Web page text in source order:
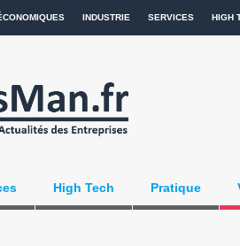
INDUSTRIE SERVICES HIGH
High Tech Pratique